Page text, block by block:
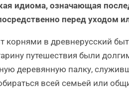
идиома, означающая
перед уходом
корнями в древнерусский
путешествия были
деревянную палку,
всей семьей или